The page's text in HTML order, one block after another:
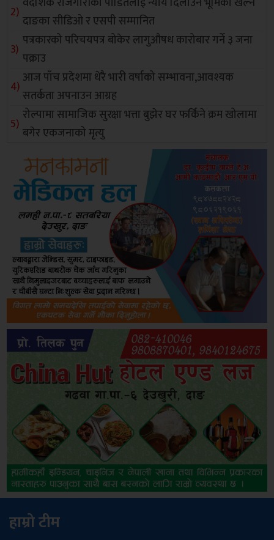
दाङका सीडिओ र एसपी सम्मानित
पत्रकारको परिचयपत्र बोकेर लागुऔषध कारोबार गर्ने ३ जना
पक्राउ
आज पाँच प्रदेशमा धेरै भारी वर्षाको सम्भावना,आवश्यक
सतर्कता अपनाउन आग्रह
रोल्पामा सामाजिक सुरक्षा भत्ता बुझेर घर फर्किने क्रम खोलामा
बगेर एकजनाको मृत्यु
हाम्रो टीम